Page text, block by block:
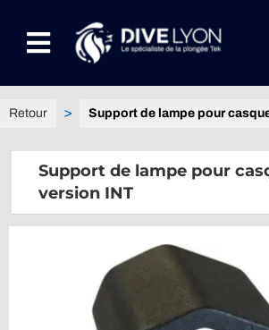
contenuToggle
Navigation
NOTRE UNIVERS PRODUITS
CONTACTEZ-NOUS
IDEES CADEAUX
Support de lampe pour
Support de lampe pour
version INT